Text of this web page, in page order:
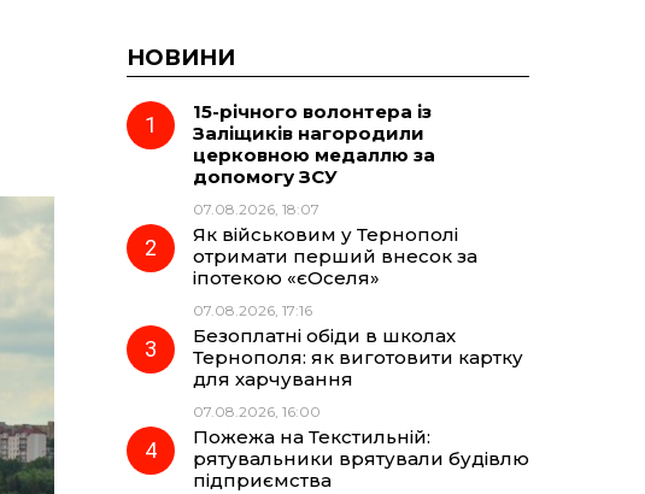
НОВИНИ
15-річного волонтера із
Заліщиків нагородили
церковною медаллю за
допомогу ЗСУ
07.08.2026, 18:07
Як військовим у Тернополі
отримати перший внесок за
іпотекою «єОселя»
07.08.2026, 17:16
Безоплатні обіди в школах
Тернополя: як виготовити картку
для харчування
07.08.2026, 16:00
Пожежа на Текстильній:
рятувальники врятували будівлю
підприємства